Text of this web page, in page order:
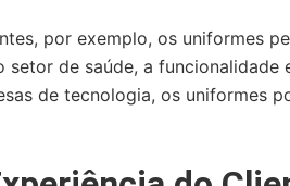
por exemplo, os uniformes
de saúde, a funcionalidade
de tecnologia, os uniformes